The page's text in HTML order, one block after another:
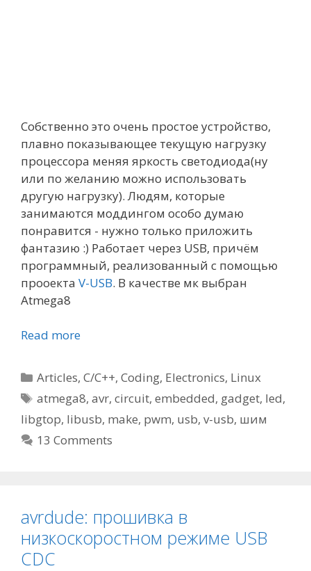
Собственно это очень простое устройство,
плавно показывающее текущую нагрузку
процессора меняя яркость светодиода(ну
или по желанию можно использовать
другую нагрузку). Людям, которые
занимаются моддингом особо думаю
понравится - нужно только приложить
фантазию :) Работает через USB, причём
программный, реализованный с помощью
прооекта V-USB. В качестве мк выбран
Atmega8
Read more
Categories
Articles,C/C++,Coding, Electronics, Linux
Tags
atmega8,avr,circuit,embedded, gadget, led,
libgtop, libusb, make, pwm, usb, v-usb, шим
13 Comments
avrdude: прошивка в
низкоскоростном режиме USB
CDC